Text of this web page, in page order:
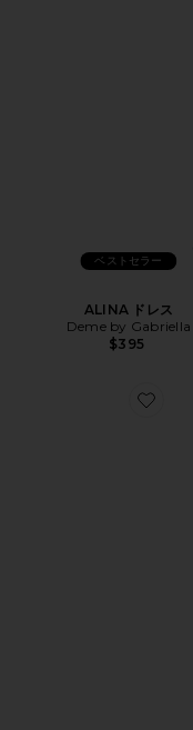
ベストセラー
ALINA ドレス
Deme by Gabriella
$395